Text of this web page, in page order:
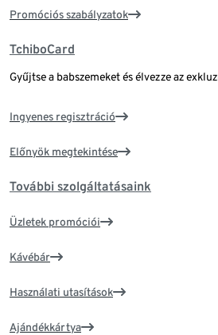
Promóciós szabályzatok
TchiboCard
Gyűjtse a babszemeket és élvezze az
Ingyenes regisztráció
Előnyök megtekintése
További szolgáltatásaink
Üzletek promóciói
Kávébár
Használati utasítások
Ajándékkártya